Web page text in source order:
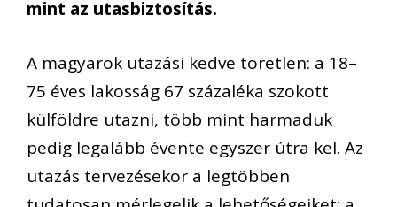
mint az utasbiztosítás.
A magyarok utazási kedve töretlen: a 18–
75 éves lakosság 67 százaléka szokott
külföldre utazni, több mint harmaduk
pedig legalább évente egyszer útra kel. Az
utazás tervezésekor a legtöbben